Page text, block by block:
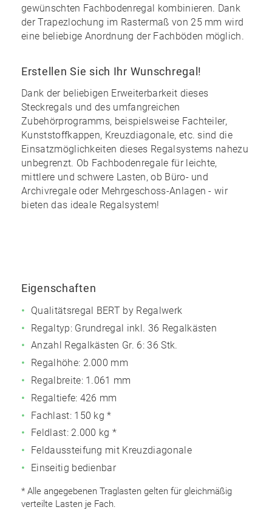
gewünschten Fachbodenregal kombinieren. Dank
der Trapezlochung im Rastermaß von 25 mm wird
eine beliebige Anordnung der Fachböden möglich.
Erstellen Sie sich Ihr Wunschregal!
Dank der beliebigen Erweiterbarkeit dieses
Steckregals und des umfangreichen
Zubehörprogramms, beispielsweise Fachteiler,
Kunststoffkappen, Kreuzdiagonale, etc. sind die
Einsatzmöglichkeiten dieses Regalsystems nahezu
unbegrenzt. Ob Fachbodenregale für leichte,
mittlere und schwere Lasten, ob Büro- und
Archivregale oder Mehrgeschoss-Anlagen - wir
bieten das ideale Regalsystem!
Eigenschaften
Qualitätsregal BERT by Regalwerk
Regaltyp: Grundregal inkl. 36 Regalkästen
Anzahl Regalkästen Gr. 6: 36 Stk.
Regalhöhe: 2.000 mm
Regalbreite: 1.061 mm
Regaltiefe: 426 mm
Fachlast: 150 kg *
Feldlast: 2.000 kg *
Feldaussteifung mit Kreuzdiagonale
Einseitig bedienbar
* Alle angegebenen Traglasten gelten für gleichmäßig
verteilte Lasten je Fach.